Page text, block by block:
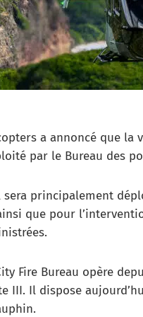
a annoncé que la
par le Bureau des
sera principalement
que pour
Fire Bureau opère
III. Il dispose